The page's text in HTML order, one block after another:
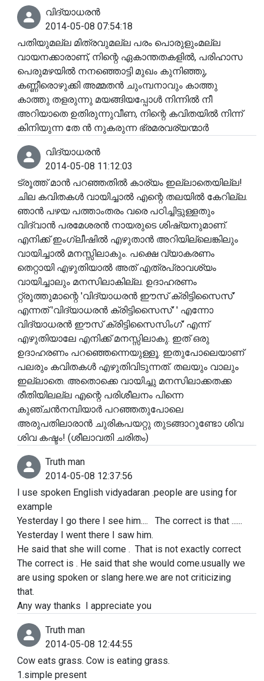
വിദ്യാധരൻ
2014-05-08 07:54:18
പതിയുമല്ല മിത്രവുമല്ല പരം പൊരുളുംമല്ല
വായനക്കാരാണ്, നിന്റെ ഏകാന്തതകളിൽ, പരിഹാസ
പെരുമഴയിൽ നനഞ്ഞൊട്ടി മുഖം കുനിഞ്ഞു,
കണ്ണീരൊഴുക്കി അമ്മതൻ ചുംമ്പനാവും കാത്തു
കാത്തു തളരുന്നു മയങ്ങിയപ്പോൾ നിന്നിൽ നീ
അറിയാതെ ഉതിരുന്നുവീണ, നിന്റെ കവിതയിൽ നിന്ന്
കിനിയുന്ന തേ ൻ നുകരുന്ന ഭ്രമരവര്യന്മാർ
വിദ്യാധരൻ
2014-05-08 11:12:03
ട്രൂത്ത് മാൻ പറഞ്ഞതിൽ കാര്യം ഇല്ലാതെയില്ല!
ചില കവിതകൾ വായിച്ചാൽ എന്റെ തലയിൽ കേറില്ല.
ഞാൻ പഴയ പത്താംതരം വരെ പഠിച്ചിട്ടുള്ളതും
വിദ്വാൻ പരമേശരൻ നായരുടെ ശിഷ്യനുമാണ്.
എനിക്ക് ഇംഗ്ലീഷിൽ എഴുതാൻ അറിയില്ലെങ്കിലും
വായിച്ചാൽ മനസ്സിലാകും. പക്ഷെ വ്യാകരണം
തെറ്റായി എഴുതിയാൽ അത് എത്രപ്രാവശ്യം
വായിച്ചാലും മനസിലാകില്ല. ഉദാഹരണം
റ്റ്രൂത്തുമാന്റെ 'വിദ്യാധരൻ ഈസ് ക്രിട്ടിസൈസ്'
എന്നത് 'വിദ്യാധരൻ ക്രിട്ടിസൈസ്' ' എന്നോ
വിദ്യാധരൻ ഈസ്‌ ക്രിട്ടിസൈസിംഗ്' എന്ന്
എഴുതിയാലേ എനിക്ക് മനസ്സിലാകു. ഇത് ഒരു
ഉദാഹരണം പറഞ്ഞെന്നെയുള്ളൂ. ഇതുപോലെയാണ്
പലരും കവിതകൾ എഴുതിവിടുന്നത്. തലയും വാലും
ഇല്ലാതെ. അതൊക്കെ വായിച്ചു മനസിലാക്കതക്ക
രീതിയിലല്ല എന്റെ പരിശീലനം പിന്നെ
കുഞ്ചൻനമ്പിയാർ പറഞ്ഞതുപോലെ
അരുപതിലാരാൻ ചുരികപയറ്റു തുടങ്ങാറുണ്ടോ ശിവ
ശിവ കഷ്ടം! (ശീലാവതി ചരിതം)
Truth man
2014-05-08 12:37:56
I use spoken English vidyadaran .people are using for
example
Yesterday I go there I see him.... The correct is that ......
Yesterday I went there I saw him.
He said that she will come . That is not exactly correct
The correct is . He said that she would come.usually we
are using spoken or slang here.we are not criticizing
that.
Any way thanks I appreciate you
Truth man
2014-05-08 12:44:55
Cow eats grass. Cow is eating grass.
1.simple present